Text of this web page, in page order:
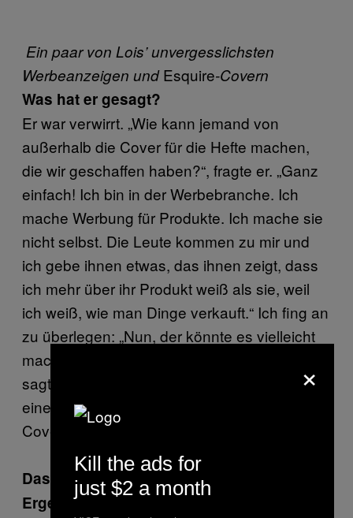
Ein paar von Lois’ unvergesslichsten
Werbeanzeigen undEsquire-Covern
Was hat er gesagt?
Er war verwirrt. „Wie kann jemand von
außerhalb die Cover für die Hefte machen,
die wir geschaffen haben?“, fragte er. „Ganz
einfach! Ich bin in der Werbebranche. Ich
mache Werbung für Produkte. Ich mache sie
nicht selbst. Die Leute kommen zu mir und
ich gebe ihnen etwas, das ihnen zeigt, dass
ich mehr über ihr Produkt weiß als sie, weil
ich weiß, wie man Dinge verkauft.“ Ich fing an
zu überlegen: „Nun, der könnte es vielleicht
machen oder der.“ Er unterbrach mich und
sagte: „Moment mal, Kumpel. Du musst mir
einen Gefallen tun. Du musst zumindest ein
Cover für mich machen.“
Das war dann das Cover, auf dem du das
Ergebnis des Boxwettkampfs zwischen
×
Kill the ads for
just $2 a month